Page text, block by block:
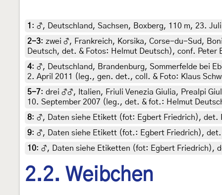
1 : ♂, Deutschland, Sachsen, Boxberg, 110 m, 23.
2-3: zwei ♂, Frankreich, Korsika, Corse-du-Sud,
Deutsch, det. & Fotos: Helmut Deutsch), conf. Peter
4: ♂, Deutschland, Brandenburg, Sommerfelde bei
2. April 2011 (leg., gen. det., coll. & Foto: Klaus
5-7: drei ♂♂, Italien, Friuli Venezia Giulia, Prealpi
10. September 2007 (leg., det. & fot.: Helmut
8: ♂, Daten siehe Etikett (fot: Egbert Friedrich), det.
9: ♂, Daten siehe Etikett (fot.: Egbert Friedrich), det.
10: ♂, Daten siehe Etiketten (fot: Egbert Friedrich),
2.2. Weibchen